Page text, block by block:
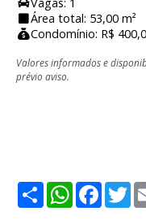
Área total: 53,00 m²
Condomínio: R$
Valores informados e
prévio aviso.
ShareWhatsApp